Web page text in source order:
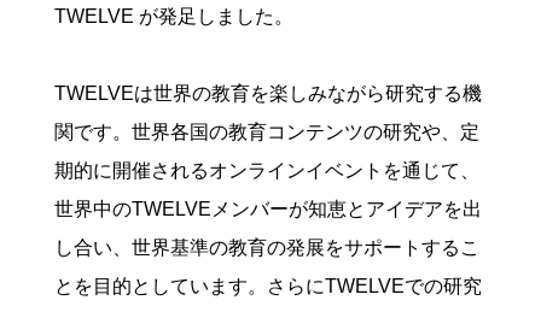
TWELVE が発足しました。
TWELVEは世界の教育を楽しみながら研究する機
関です。世界各国の教育コンテンツの研究や、定
期的に開催されるオンラインイベントを通じて、
世界中のTWELVEメンバーが知恵とアイデアを出
し合い、世界基準の教育の発展をサポートするこ
とを目的としています。さらにTWELVEでの研究